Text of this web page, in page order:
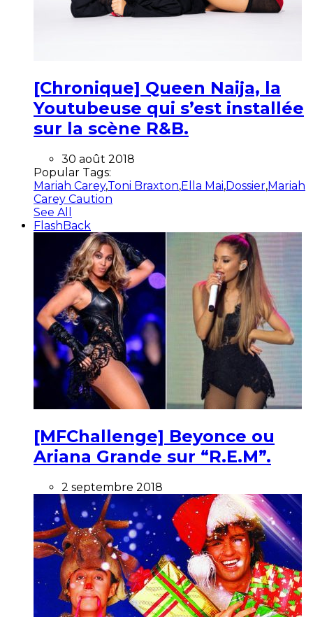
[Chronique] Queen Naija, la
Youtubeuse qui s’est installée
sur la scène R&B.
30 août 2018
Popular Tags:
Mariah Carey,Toni Braxton,Ella Mai,Dossier,Mariah
Carey Caution
See All
FlashBack
[MFChallenge] Beyonce ou
Ariana Grande sur “R.E.M”.
2 septembre 2018